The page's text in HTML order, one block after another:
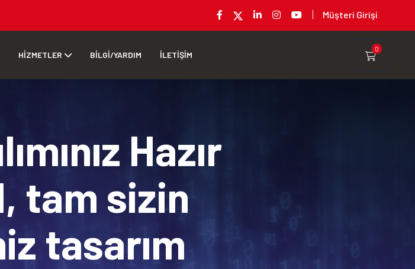
Müşteri Girişi
HİZMETLER BİLGİ/YARDIM İLETİŞİM
0
Hazır
tam sizin
tasarım